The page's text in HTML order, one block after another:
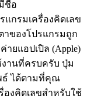
ชื่อ
แกรมเครื่องคิดเลข
าของโปรแกรมถูก
ายแอปเปิล (Apple)
งานที่ครบครับ ปุ่ม
ธ์ ได้ตามที่คุณ
องคิดเลขสำหรับใช้